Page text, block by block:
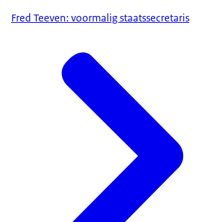
Fred Teeven: voormalig staatssecretaris